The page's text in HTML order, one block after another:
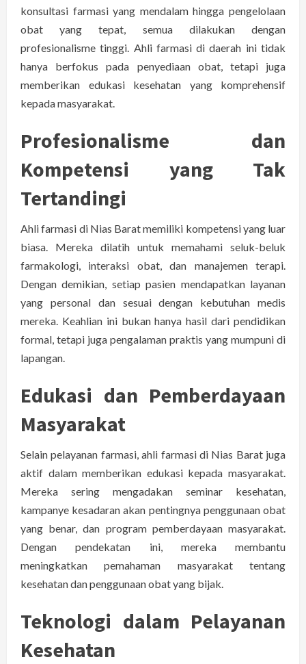
konsultasi farmasi yang mendalam hingga pengelolaan
obat yang tepat, semua dilakukan dengan
profesionalisme tinggi. Ahli farmasi di daerah ini tidak
hanya berfokus pada penyediaan obat, tetapi juga
memberikan edukasi kesehatan yang komprehensif
kepada masyarakat.
Profesionalisme dan
Kompetensi yang Tak
Tertandingi
Ahli farmasi di Nias Barat memiliki kompetensi yang luar
biasa. Mereka dilatih untuk memahami seluk-beluk
farmakologi, interaksi obat, dan manajemen terapi.
Dengan demikian, setiap pasien mendapatkan layanan
yang personal dan sesuai dengan kebutuhan medis
mereka. Keahlian ini bukan hanya hasil dari pendidikan
formal, tetapi juga pengalaman praktis yang mumpuni di
lapangan.
Edukasi dan Pemberdayaan
Masyarakat
Selain pelayanan farmasi, ahli farmasi di Nias Barat juga
aktif dalam memberikan edukasi kepada masyarakat.
Mereka sering mengadakan seminar kesehatan,
kampanye kesadaran akan pentingnya penggunaan obat
yang benar, dan program pemberdayaan masyarakat.
Dengan pendekatan ini, mereka membantu
meningkatkan pemahaman masyarakat tentang
kesehatan dan penggunaan obat yang bijak.
Teknologi dalam Pelayanan
Kesehatan